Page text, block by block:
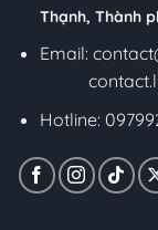
Thạnh, Thành
Email:
Hotline: